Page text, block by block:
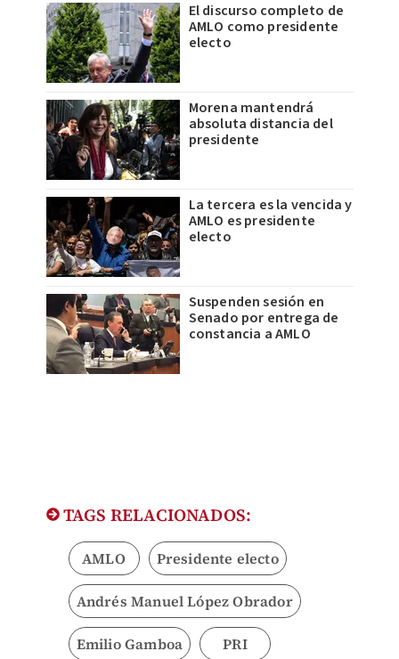
El discurso completo de
AMLO como presidente
electo
Morena mantendrá
absoluta distancia del
presidente
La tercera es la vencida y
AMLO es presidente
electo
Suspenden sesión en
Senado por entrega de
constancia a AMLO
TAGS RELACIONADOS:
AMLO Presidente electo
Andrés Manuel López Obrador
Emilio Gamboa PRI